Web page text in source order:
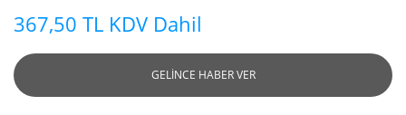
367,50 TL KDV Dahil
GELİNCE HABER VER